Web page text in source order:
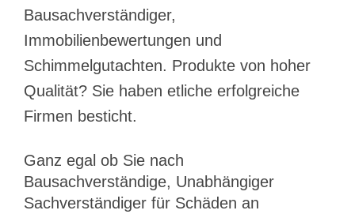
Bausachverständiger,
Immobilienbewertungen und
Schimmelgutachten. Produkte von hoher
Qualität? Sie haben etliche erfolgreiche
Firmen besticht.
Ganz egal ob Sie nach
Bausachverständige, Unabhängiger
Sachverständiger für Schäden an